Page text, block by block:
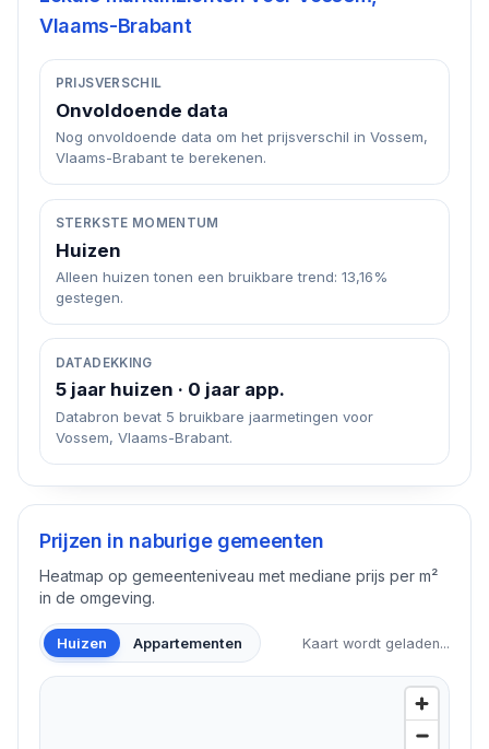
Vlaams-Brabant
PRIJSVERSCHIL
Onvoldoende data
Nog onvoldoende data om het prijsverschil in Vossem,
Vlaams-Brabant te berekenen.
STERKSTE MOMENTUM
Huizen
Alleen huizen tonen een bruikbare trend: 13,16%
gestegen.
DATADEKKING
5 jaar huizen · 0 jaar app.
Databron bevat 5 bruikbare jaarmetingen voor
Vossem, Vlaams-Brabant.
Prijzen in naburige gemeenten
Heatmap op gemeenteniveau met mediane prijs per m²
in de omgeving.
Huizen Appartementen Kaart wordt geladen...